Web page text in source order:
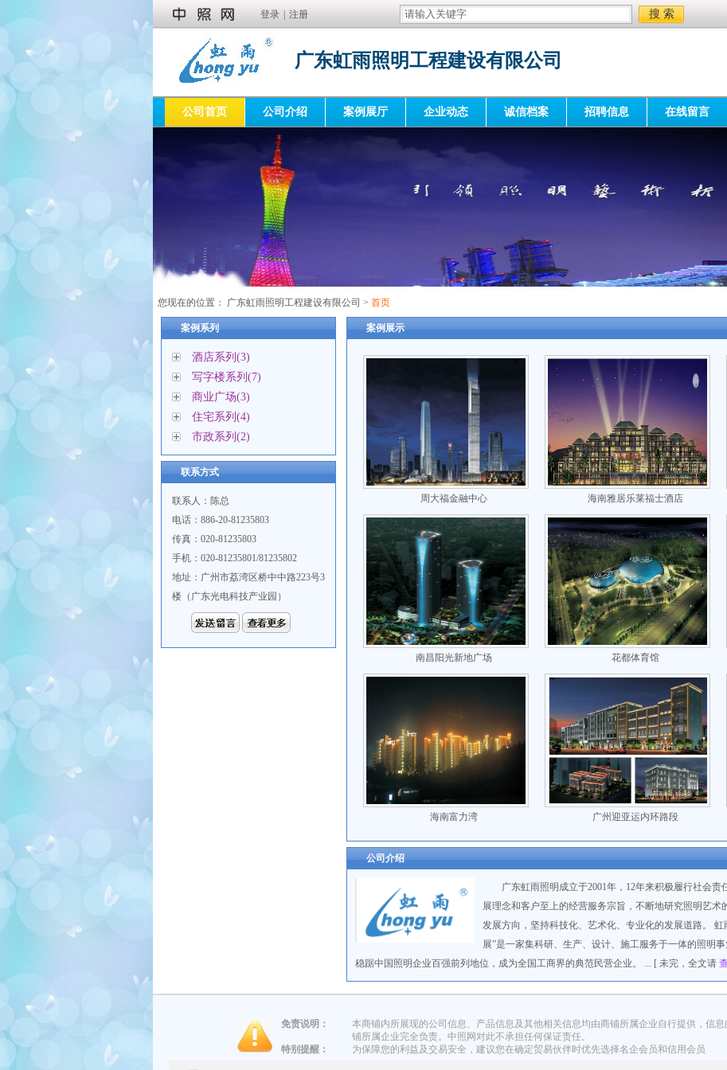
登录 注册
广东虹雨照明工程建设有限公司
公司首页 公司介绍 案例展厅 企业动态 诚信档案 招聘信息 在线留言
您现在的位置： 广东虹雨照明工程建设有限公司 > 首页
案例系列
酒店系列(3)
写字楼系列(7)
商业广场(3)
住宅系列(4)
市政系列(2)
联系方式
联系人：陈总
电话：886-20-81235803
传真：020-81235803
手机：020-81235801/81235802
地址：广州市荔湾区桥中中路223号3
楼（广东光电科技产业园）
案例展示
周大福金融中心 海南雅居乐莱福士酒店
南昌阳光新地广场 花都体育馆
海南富力湾 广州迎亚运内环路段
公司介绍
广东虹雨照明成立于2001年，12年来积极履行社会
展理念和客户至上的经营服务宗旨，不断地研究照明艺
发展方向，坚持科技化、艺术化、专业化的发展道路。
展”是一家集科研、生产、设计、施工服务于一体的照明
稳踞中国照明企业百强前列地位，成为全国工商界的典范民营企业。 ... [ 未完，全文请
免责说明：
本商铺内所展现的公司信息、产品信息及其他相关信息均由商铺所属企业自行提供，信
铺所属企业完全负责。中照网对此不承担任何保证责任。
特别提醒：
为保障您的利益及交易安全，建议您在确定贸易伙伴时优先选择名企会员和信用会员